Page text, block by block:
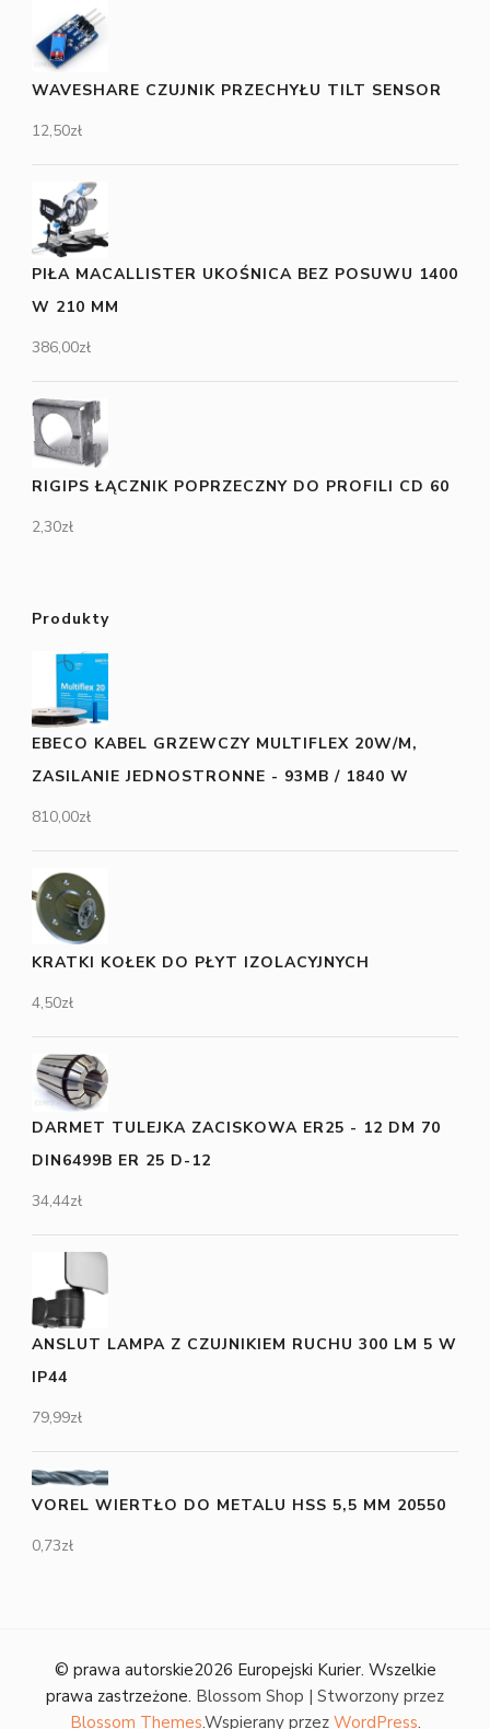
WAVESHARE CZUJNIK PRZECHYŁU TILT SENSOR
12,50zł
PIŁA MACALLISTER UKOŚNICA BEZ POSUWU 1400
W 210 MM
386,00zł
RIGIPS ŁĄCZNIK POPRZECZNY DO PROFILI CD 60
2,30zł
Produkty
EBECO KABEL GRZEWCZY MULTIFLEX 20W/M,
ZASILANIE JEDNOSTRONNE - 93MB / 1840 W
810,00zł
KRATKI KOŁEK DO PŁYT IZOLACYJNYCH
4,50zł
DARMET TULEJKA ZACISKOWA ER25 - 12 DM 70
DIN6499B ER 25 D-12
34,44zł
ANSLUT LAMPA Z CZUJNIKIEM RUCHU 300 LM 5 W
IP44
79,99zł
VOREL WIERTŁO DO METALU HSS 5,5 MM 20550
0,73zł
© prawa autorskie2026 Europejski Kurier. Wszelkie
prawa zastrzeżone. Blossom Shop | Stworzony przez
Blossom Themes.Wspierany przez WordPress.